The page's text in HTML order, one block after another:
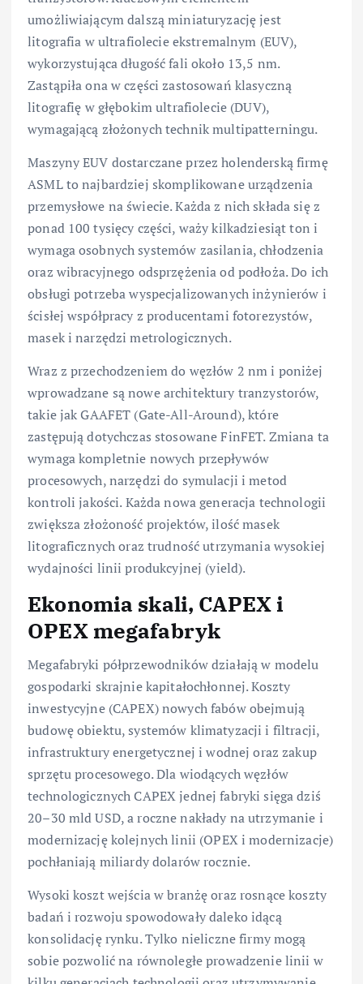
umożliwiającym dalszą miniaturyzację jest
litografia w ultrafiolecie ekstremalnym (EUV),
wykorzystująca długość fali około 13,5 nm.
Zastąpiła ona w części zastosowań klasyczną
litografię w głębokim ultrafiolecie (DUV),
wymagającą złożonych technik multipatterningu.
Maszyny EUV dostarczane przez holenderską firmę
ASML to najbardziej skomplikowane urządzenia
przemysłowe na świecie. Każda z nich składa się z
ponad 100 tysięcy części, waży kilkadziesiąt ton i
wymaga osobnych systemów zasilania, chłodzenia
oraz wibracyjnego odsprzężenia od podłoża. Do ich
obsługi potrzeba wyspecjalizowanych inżynierów i
ścisłej współpracy z producentami fotorezystów,
masek i narzędzi metrologicznych.
Wraz z przechodzeniem do węzłów 2 nm i poniżej
wprowadzane są nowe architektury tranzystorów,
takie jak GAAFET (Gate-All-Around), które
zastępują dotychczas stosowane FinFET. Zmiana ta
wymaga kompletnie nowych przepływów
procesowych, narzędzi do symulacji i metod
kontroli jakości. Każda nowa generacja technologii
zwiększa złożoność projektów, ilość masek
litograficznych oraz trudność utrzymania wysokiej
wydajności linii produkcyjnej (yield).
Ekonomia skali, CAPEX i
OPEX megafabryk
Megafabryki półprzewodników działają w modelu
gospodarki skrajnie kapitałochłonnej. Koszty
inwestycyjne (CAPEX) nowych fabów obejmują
budowę obiektu, systemów klimatyzacji i filtracji,
infrastruktury energetycznej i wodnej oraz zakup
sprzętu procesowego. Dla wiodących węzłów
technologicznych CAPEX jednej fabryki sięga dziś
20–30 mld USD, a roczne nakłady na utrzymanie i
modernizację kolejnych linii (OPEX i modernizacje)
pochłaniają miliardy dolarów rocznie.
Wysoki koszt wejścia w branżę oraz rosnące koszty
badań i rozwoju spowodowały daleko idącą
konsolidację rynku. Tylko nieliczne firmy mogą
sobie pozwolić na równoległe prowadzenie linii w